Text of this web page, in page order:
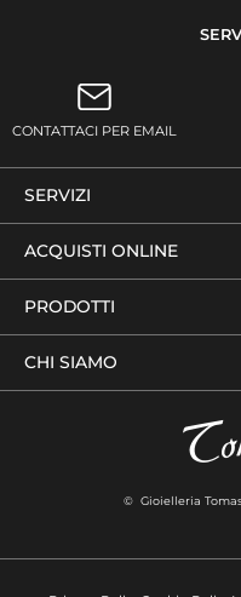
CONTATTACI PER EMAIL
SERVIZI
ACQUISTI ONLINE
PRODOTTI
CHI SIAMO
© Gioielleria